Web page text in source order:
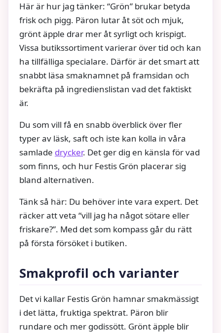
Här är hur jag tänker: “Grön” brukar betyda
frisk och pigg. Päron lutar åt söt och mjuk,
grönt äpple drar mer åt syrligt och krispigt.
Vissa butikssortiment varierar över tid och kan
ha tillfälliga specialare. Därför är det smart att
snabbt läsa smaknamnet på framsidan och
bekräfta på ingredienslistan vad det faktiskt
är.
Du som vill få en snabb överblick över fler
typer av läsk, saft och iste kan kolla in våra
samlade drycker. Det ger dig en känsla för vad
som finns, och hur Festis Grön placerar sig
bland alternativen.
Tänk så här: Du behöver inte vara expert. Det
räcker att veta “vill jag ha något sötare eller
friskare?”. Med det som kompass går du rätt
på första försöket i butiken.
Smakprofil och varianter
Det vi kallar Festis Grön hamnar smakmässigt
i det lätta, fruktiga spektrat. Päron blir
rundare och mer godissött. Grönt äpple blir